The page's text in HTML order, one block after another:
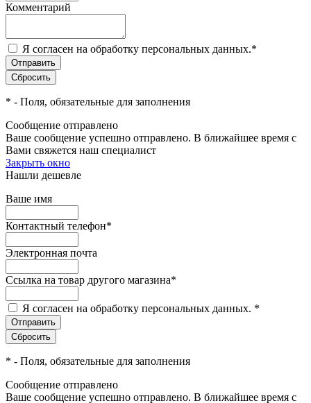
Комментарий
Я согласен на обработку персональных данных.*
* - Поля, обязательные для заполнения
Сообщение отправлено
Ваше сообщение успешно отправлено. В ближайшее время с
Вами свяжется наш специалист
Закрыть окно
Нашли дешевле
Ваше имя
Контактный телефон*
Электронная почта
Ссылка на товар другого магазина*
Я согласен на обработку персональных данных. *
* - Поля, обязательные для заполнения
Сообщение отправлено
Ваше сообщение успешно отправлено. В ближайшее время с